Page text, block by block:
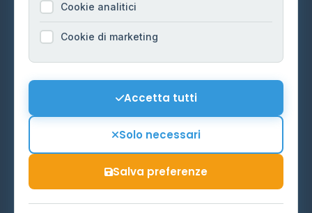
Cookie Policy
Preferenze Cookie
Mappa del sito
Cookie analitici
Cookie di marketing
Accetta tutti
Solo necessari
Salva preferenze